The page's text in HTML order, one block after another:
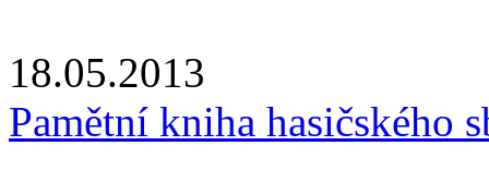
18.05.2013
Pamětní kniha hasičského